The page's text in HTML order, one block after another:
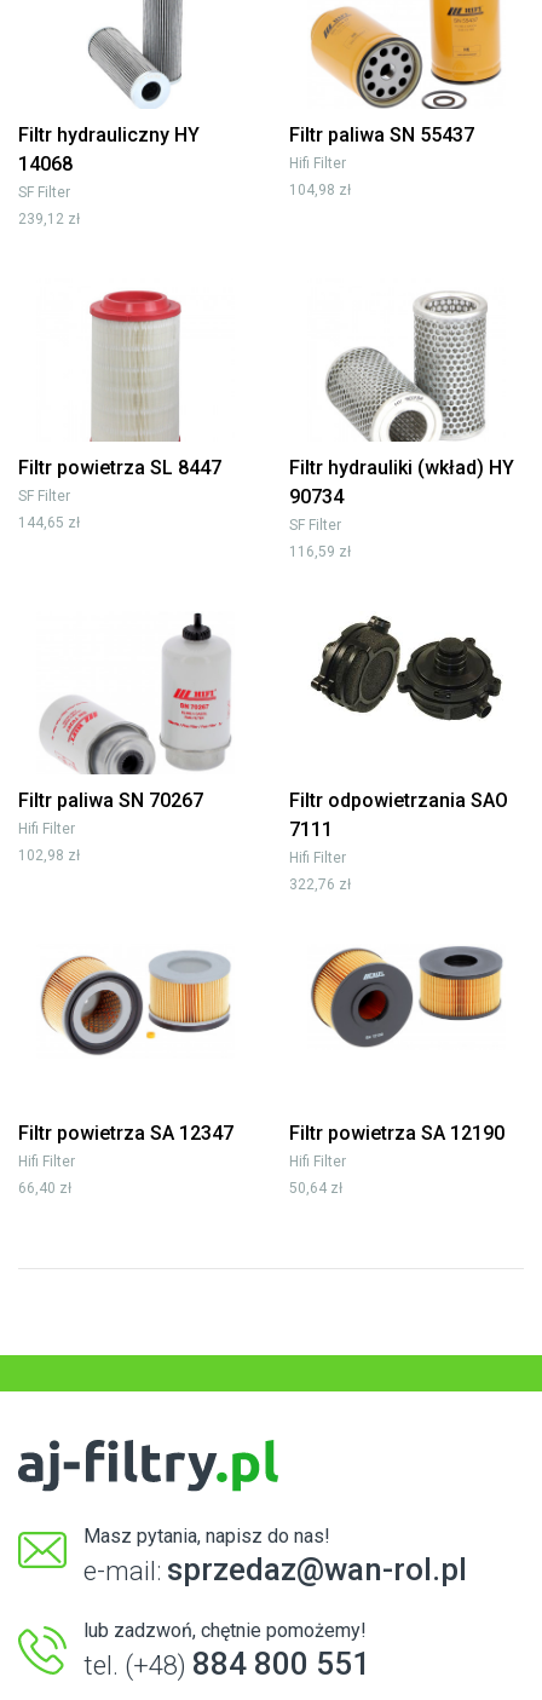
Filtr hydrauliczny HY
14068
SF Filter
239,12 zł
Filtr paliwa SN 55437
Hifi Filter
104,98 zł
Filtr powietrza SL 8447
SF Filter
144,65 zł
Filtr hydrauliki (wkład) HY
90734
SF Filter
116,59 zł
Filtr paliwa SN 70267
Hifi Filter
102,98 zł
Filtr odpowietrzania SAO
7111
Hifi Filter
322,76 zł
Filtr powietrza SA 12347
Hifi Filter
66,40 zł
Filtr powietrza SA 12190
Hifi Filter
50,64 zł
Masz pytania, napisz do nas!
e-mail: sprzedaz@wan-rol.pl
lub zadzwoń, chętnie pomożemy!
tel. (+48) 884 800 551